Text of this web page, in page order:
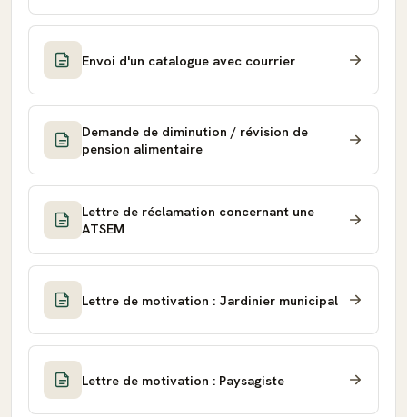
Envoi d'un catalogue avec courrier
Demande de diminution / révision de
pension alimentaire
Lettre de réclamation concernant une
ATSEM
Lettre de motivation : Jardinier municipal
Lettre de motivation : Paysagiste